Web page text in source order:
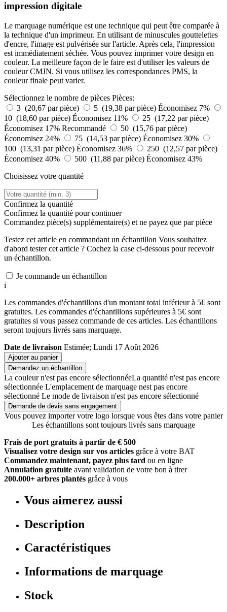
impression digitale
Le marquage numérique est une technique qui peut être comparée à
la technique d'un imprimeur. En utilisant de minuscules gouttelettes
d'encre, l'image est pulvérisée sur l'article. Après cela, l'impression
est immédiatement séchée. Vous pouvez imprimer votre design en
couleur. La meilleure façon de le faire est d'utiliser les valeurs de
couleur CMJN. Si vous utilisez les correspondances PMS, la
couleur finale peut varier.
Sélectionnez le nombre de pièces Pièces:
3 (20,67 par pièce)
5 (19,38 par pièce) Économisez 7%
10 (18,60 par pièce) Économisez 11%
25 (17,22 par pièce)
Économisez 17% Recommandé
50 (15,76 par pièce)
Économisez 24%
75 (14,53 par pièce) Économisez 30%
100 (13,31 par pièce) Économisez 36%
250 (12,57 par pièce)
Économisez 40%
500 (11,88 par pièce) Économisez 43%
Choisissez votre quantité
Confirmez la quantité
Confirmez la quantité pour continuer
Commandez pièce(s) supplémentaire(s) et ne payez que par pièce
Testez cet article en commandant un échantillon Vous souhaitez
d'abord tester cet article ? Cochez la case ci-dessous pour recevoir
un échantillon.
Je commande un échantillon
i
Les commandes d'échantillons d'un montant total inférieur à 5€ sont
gratuites. Les commandes d'échantillons supérieures à 5€ sont
gratuites si vous passez commande de ces articles. Les échantillons
seront toujours livrés sans marquage.
Date de livraison Estimée; Lundi 17 Août 2026
Ajouter au panier
Demandez un échantillon
La couleur n'est pas encore sélectionnéeLa quantité n'est pas encore
sélectionnée L'emplacement de marquage nest pas encore
sélectionné Le mode de livraison n'est pas encore sélectionné
Demande de devis sans engagement
Vous pouvez importer votre logo lorsque vous êtes dans votre panier
Les échantillons sont toujours livrés sans marquage
Frais de port gratuits à partir de € 500
Visualisez votre design sur vos articles grâce à votre BAT
Commandez maintenant, payez plus tard ou en ligne
Annulation gratuite avant validation de votre bon à tirer
200.000+ arbres plantés grâce à vous
Vous aimerez aussi
Description
Caractéristiques
Informations de marquage
Stock